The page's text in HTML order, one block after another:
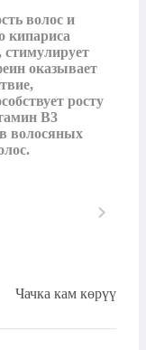
волос и
кипариса
стимулирует
оказывает
росту
В3
волосяных
Чачка кам көрүү